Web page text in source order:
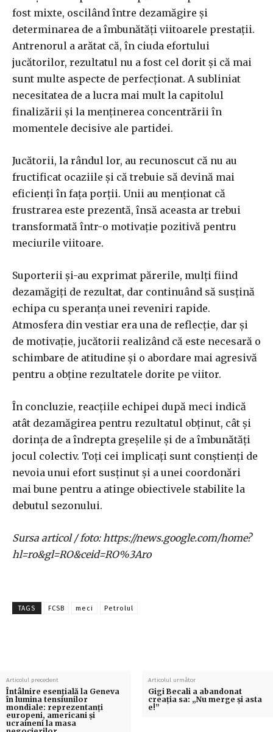
fost mixte, oscilând între dezamăgire și
determinarea de a îmbunătăți viitoarele prestații.
Antrenorul a arătat că, în ciuda efortului
jucătorilor, rezultatul nu a fost cel dorit și că mai
sunt multe aspecte de perfecționat. A subliniat
necesitatea de a lucra mai mult la capitolul
finalizării și la menținerea concentrării în
momentele decisive ale partidei.
Jucătorii, la rândul lor, au recunoscut că nu au
fructificat ocaziile și că trebuie să devină mai
eficienți în fața porții. Unii au menționat că
frustrarea este prezentă, însă aceasta ar trebui
transformată într-o motivație pozitivă pentru
meciurile viitoare.
Suporterii și-au exprimat părerile, mulți fiind
dezamăgiți de rezultat, dar continuând să susțină
echipa cu speranța unei reveniri rapide.
Atmosfera din vestiar era una de reflecție, dar și
de motivație, jucătorii realizând că este necesară o
schimbare de atitudine și o abordare mai agresivă
pentru a obține rezultatele dorite pe viitor.
În concluzie, reacțiile echipei după meci indică
atât dezamăgirea pentru rezultatul obținut, cât și
dorința de a îndrepta greșelile și de a îmbunătăți
jocul colectiv. Toți cei implicați sunt conștienți de
nevoia unui efort susținut și a unei coordonări
mai bune pentru a atinge obiectivele stabilite la
debutul sezonului.
Sursa articol / foto: https://news.google.com/home?
hl=ro&gl=RO&ceid=RO%3Aro
TAGS FCSB meci Petrolul
Articolul precedent
Întâlnire esențială la Geneva
în lumina tensiunilor
mondiale: reprezentanți
europeni, americani și
ucraineni la masa
Articolul următor
Gigi Becali a abandonat
creația sa: „Nu merge și asta
e!”